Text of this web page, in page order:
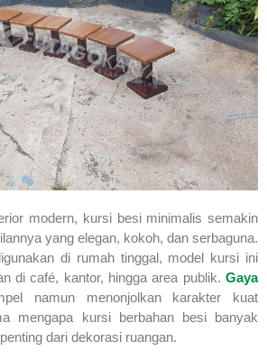
modern, kursi besi minimalis semakin
yang elegan, kokoh, dan serbaguna.
di rumah tinggal, model kursi ini
di café, kantor, hingga area publik. Gaya
namun menonjolkan karakter kuat
mengapa kursi berbahan besi banyak
dari dekorasi ruangan.